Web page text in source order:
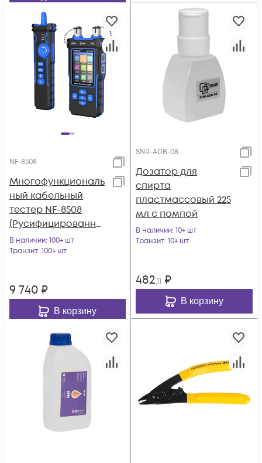
NF-8508
Многофункциональ
ный кабельный
тестер NF-8508
(Русифицированно
е меню)
В наличии: 100+ шт
Транзит: 100+ шт
9 740 ₽
В корзину
SNR-ADB-08
Дозатор для
спирта
пластмассовый 225
мл с помпой
В наличии: 10+ шт
Транзит: 10+ шт
482,11 ₽
В корзину